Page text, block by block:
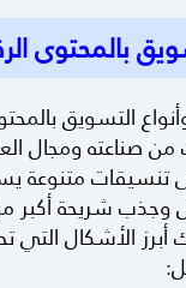
بالمحتوى
التسويق
من صناعته ومجال
تنسيقات متنوعة
شريحة أكبر
أبرز الأشكال